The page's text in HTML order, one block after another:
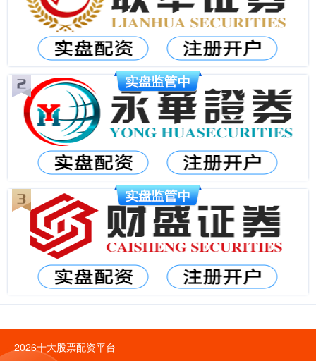
2026十大股票配资平台